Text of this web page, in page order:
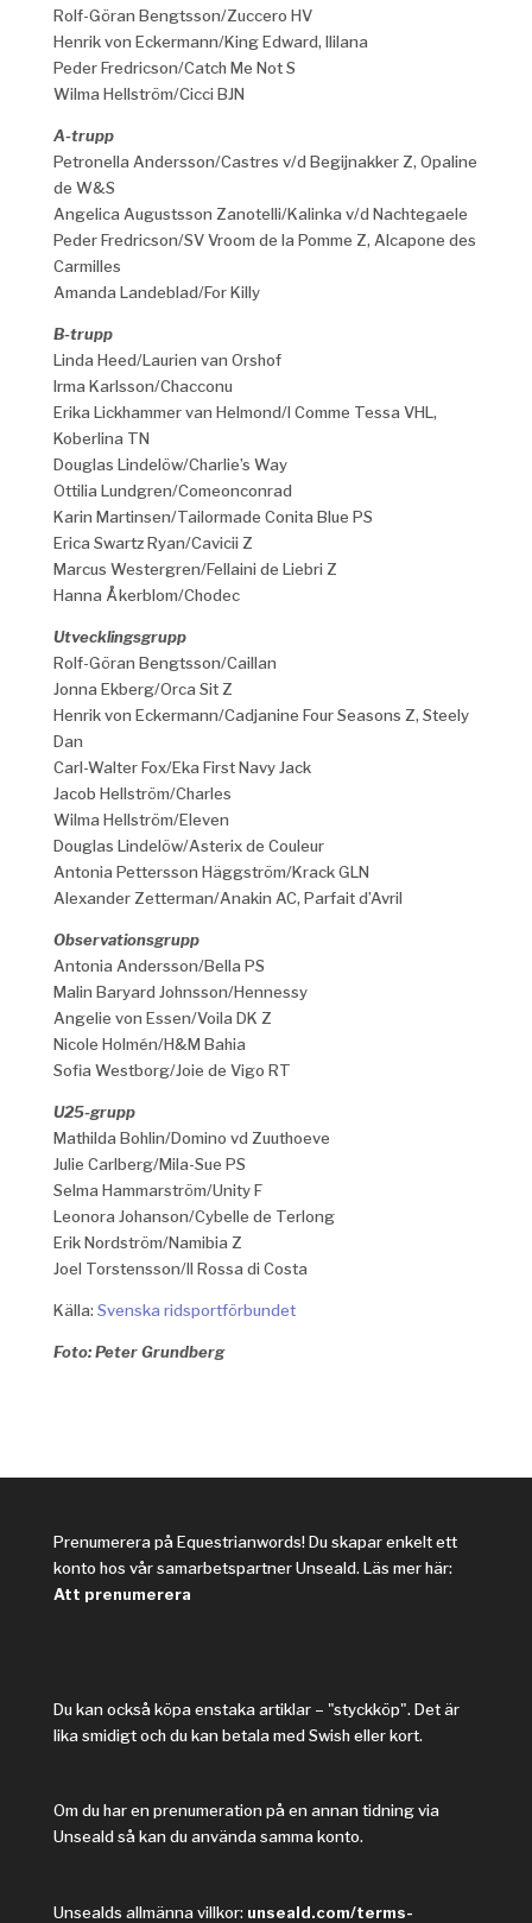
Rolf-Göran Bengtsson/Zuccero HV
Henrik von Eckermann/King Edward, Ililana
Peder Fredricson/Catch Me Not S
Wilma Hellström/Cicci BJN
A-trupp
Petronella Andersson/Castres v/d Begijnakker Z, Opaline
de W&S
Angelica Augustsson Zanotelli/Kalinka v/d Nachtegaele
Peder Fredricson/SV Vroom de la Pomme Z, Alcapone des
Carmilles
Amanda Landeblad/For Killy
B-trupp
Linda Heed/Laurien van Orshof
Irma Karlsson/Chacconu
Erika Lickhammer van Helmond/I Comme Tessa VHL,
Koberlina TN
Douglas Lindelöw/Charlie’s Way
Ottilia Lundgren/Comeonconrad
Karin Martinsen/Tailormade Conita Blue PS
Erica Swartz Ryan/Cavicii Z
Marcus Westergren/Fellaini de Liebri Z
Hanna Åkerblom/Chodec
Utvecklingsgrupp
Rolf-Göran Bengtsson/Caillan
Jonna Ekberg/Orca Sit Z
Henrik von Eckermann/Cadjanine Four Seasons Z, Steely
Dan
Carl-Walter Fox/Eka First Navy Jack
Jacob Hellström/Charles
Wilma Hellström/Eleven
Douglas Lindelöw/Asterix de Couleur
Antonia Pettersson Häggström/Krack GLN
Alexander Zetterman/Anakin AC, Parfait d’Avril
Observationsgrupp
Antonia Andersson/Bella PS
Malin Baryard Johnsson/Hennessy
Angelie von Essen/Voila DK Z
Nicole Holmén/H&M Bahia
Sofia Westborg/Joie de Vigo RT
U25-grupp
Mathilda Bohlin/Domino vd Zuuthoeve
Julie Carlberg/Mila-Sue PS
Selma Hammarström/Unity F
Leonora Johanson/Cybelle de Terlong
Erik Nordström/Namibia Z
Joel Torstensson/Il Rossa di Costa
Källa: Svenska ridsportförbundet
Foto: Peter Grundberg
Prenumerera på Equestrianwords! Du skapar enkelt ett
konto hos vår samarbetspartner Unseald. Läs mer här:
Att prenumerera
Du kan också köpa enstaka artiklar – "styckköp". Det är
lika smidigt och du kan betala med Swish eller kort.
Om du har en prenumeration på en annan tidning via
Unseald så kan du använda samma konto.
Unsealds allmänna villkor: unseald.com/terms-